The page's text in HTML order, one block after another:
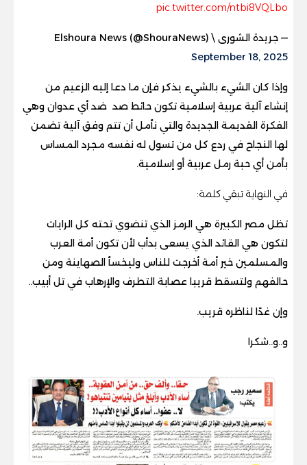
pic.twitter.com/ntbi8VQLbo
— جريدة الشورى \ Elshoura News (@ShouraNews)
September 18, 2025
وإذا كان الشيء بالشيء يذكر فإن ما دعا إليه الزعيم من
إنشاء آلية عربية إسلامية تكون حائط صد ضد أي عدوان وهي
الفكرة القديمة الجديدة والتي نأمل أن تتم وفق آلية تضمن
لها النجاح في ردع كل من تسول له نفسه مجرد المساس
بأمن أي حبة رمل عربية أو إسلامية.
في النهاية تبقي كلمة:
تظل مصر الكبيرة هي الرمز الذي تنضوي تحته كل الرايات
لتكون هي القائد الذي يسعى بدأب لأن تكون أمة العرب
والمسلمين خير أمة أخرجت للناس وليخسأ الصهاينة ومن
حالفهم ولتسقط قريبا عصابة التطرف والإرهاب في تل أبيب..
وإن غدًا لناظره قريب.
و..و..شكرا